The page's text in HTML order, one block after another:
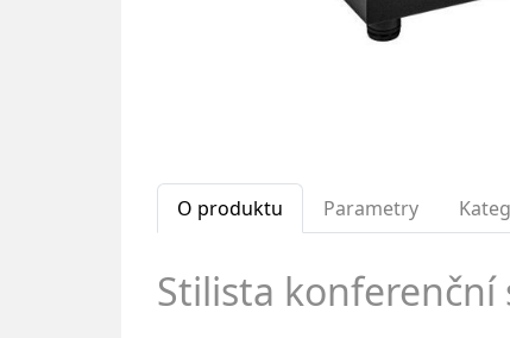
O produktu Parametry
Stilista konferenční